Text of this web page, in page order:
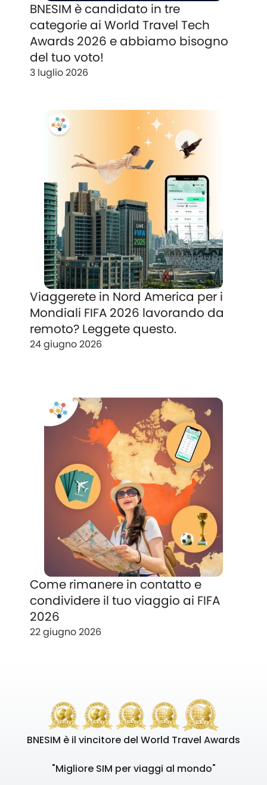
BNESIM è candidato in tre
categorie ai World Travel Tech
Awards 2026 e abbiamo bisogno
del tuo voto!
3 luglio 2026
Viaggerete in Nord America per i
Mondiali FIFA 2026 lavorando da
remoto? Leggete questo.
24 giugno 2026
Come rimanere in contatto e
condividere il tuo viaggio ai FIFA
2026
22 giugno 2026
BNESIM è il vincitore del World Travel Awards
"Migliore SIM per viaggi al mondo"